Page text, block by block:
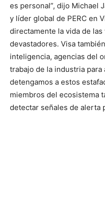
es personal”, dijo Michael
y líder global de PERC en
directamente la vida de
devastadores. Visa
inteligencia, agencias del
trabajo de la industria
detengamos a estos
miembros del ecosistema
detectar señales de alerta